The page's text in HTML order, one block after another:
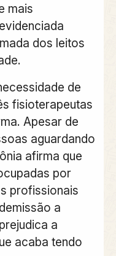
mais
dos leitos
de
fisioterapeutas
Apesar de
aguardando
afirma que
por
profissionais
a
a
acaba tendo